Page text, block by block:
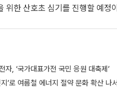
위한 산호초 심기를 진행할 예정
, ‘국가대표가전 국민 응원 대축제’
’로 여름철 에너지 절약 문화 확산 나